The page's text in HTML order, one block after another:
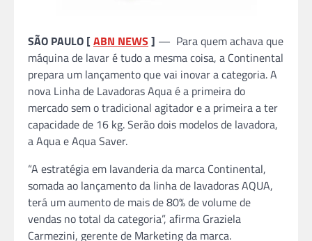
SÃO PAULO [ABN NEWS ] — Para quem achava que
máquina de lavar é tudo a mesma coisa, a Continental
prepara um lançamento que vai inovar a categoria. A
nova Linha de Lavadoras Aqua é a primeira do
mercado sem o tradicional agitador e a primeira a ter
capacidade de 16 kg. Serão dois modelos de lavadora,
a Aqua e Aqua Saver.
“A estratégia em lavanderia da marca Continental,
somada ao lançamento da linha de lavadoras AQUA,
terá um aumento de mais de 80% de volume de
vendas no total da categoria”, afirma Graziela
Carmezini, gerente de Marketing da marca.